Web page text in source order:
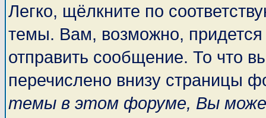
Легко, щёлкните по
темы. Вам, возможно, придется
отправить сообщение. То что
перечислено внизу страницы
темы в этом форуме, Вы